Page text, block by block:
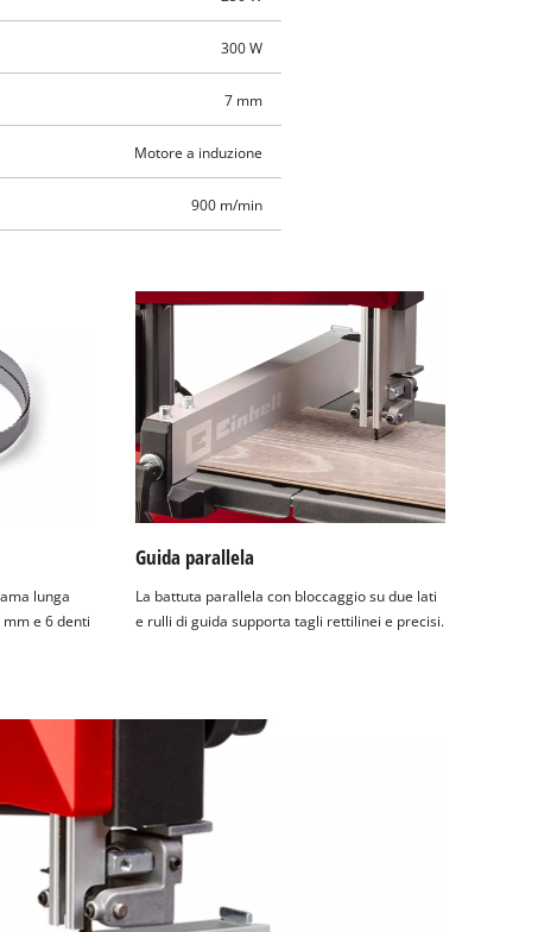
300 W
7 mm
Motore a induzione
900 m/min
lunga
e 6 denti
Guida parallela
La battuta parallela con bloccaggio su due lati
e rulli di guida supporta tagli rettilinei e precisi.